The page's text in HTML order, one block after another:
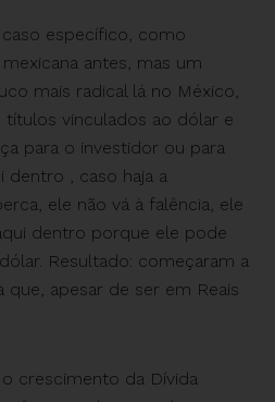
específico, como
antes, mas um
mais radical lá no México,
vinculados ao dólar e
para o investidor ou para
dentro , caso haja a
ele não vá à falência, ele
dentro porque ele pode
Resultado: começaram a
que, apesar de ser em Reais
o crescimento da Dívida